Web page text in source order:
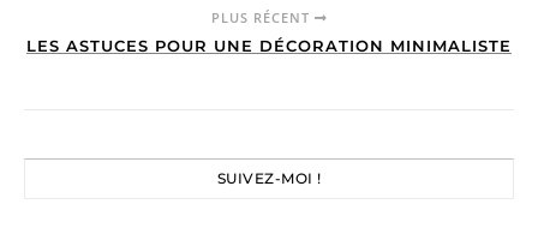
PLUS RÉCENT
LES ASTUCES POUR UNE DÉCORATION MINIMALISTE
SUIVEZ-MOI !